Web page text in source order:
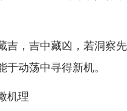
，吉中藏凶，若洞察
动荡中寻得新机。
机理